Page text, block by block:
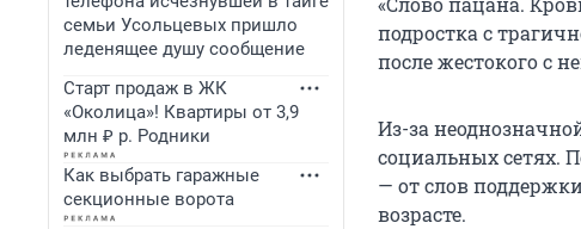
семьи Усольцевых пришло
леденящее душу сообщение
Старт продаж в ЖК
«Околица»! Квартиры от 3,9
млн ₽ р. Родники
Как выбрать гаражные
секционные ворота
подростка с
после жестокого с
Из-за
социальных сетях.
— от слов
возрасте.